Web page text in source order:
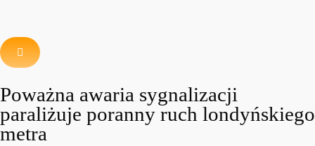
Poważna awaria sygnalizacji
paraliżuje poranny ruch londyńskiego
metra